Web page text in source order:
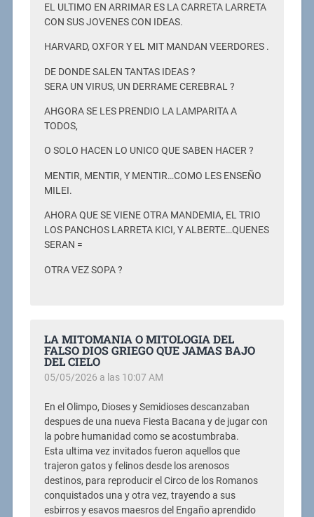
EL ULTIMO EN ARRIMAR ES LA CARRETA LARRETA
CON SUS JOVENES CON IDEAS.
HARVARD, OXFOR Y EL MIT MANDAN VEERDORES .
DE DONDE SALEN TANTAS IDEAS ?
SERA UN VIRUS, UN DERRAME CEREBRAL ?
AHGORA SE LES PRENDIO LA LAMPARITA A
TODOS,
O SOLO HACEN LO UNICO QUE SABEN HACER ?
MENTIR, MENTIR, Y MENTIR…COMO LES ENSEÑO
MILEI.
AHORA QUE SE VIENE OTRA MANDEMIA, EL TRIO
LOS PANCHOS LARRETA KICI, Y ALBERTE…QUENES
SERAN =
OTRA VEZ SOPA ?
LA MITOMANIA O MITOLOGIA DEL
FALSO DIOS GRIEGO QUE JAMAS BAJO
DEL CIELO
05/05/2026 a las 10:07 AM
En el Olimpo, Dioses y Semidioses descanzaban
despues de una nueva Fiesta Bacana y de jugar con
la pobre humanidad como se acostumbraba.
Esta ultima vez invitados fueron aquellos que
trajeron gatos y felinos desde los arenosos
destinos, para reproducir el Circo de los Romanos
conquistados una y otra vez, trayendo a sus
esbirros y esavos maesros del Engaño aprendido